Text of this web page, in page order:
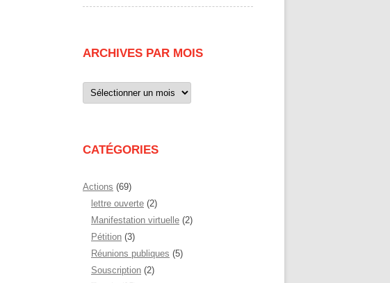
ARCHIVES PAR MOIS
Archives
par
CATÉGORIES
Actions (69)
lettre ouverte (2)
Manifestation virtuelle (2)
Pétition (3)
Réunions publiques (5)
Souscription (2)